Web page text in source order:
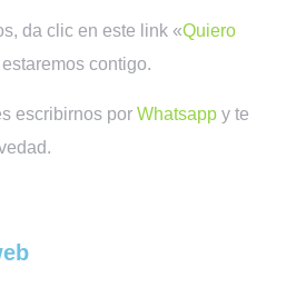
da clic en este link «Quiero
contigo.
escribirnos por Whatsapp y te